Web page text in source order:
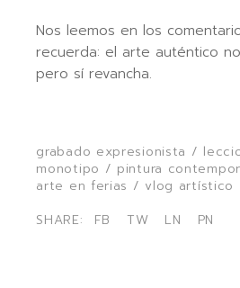
Nos leemos en los
recuerda: el arte auténtico
pero sí revancha.
grabado expresionista /
monotipo / pintura
arte en ferias / vlog artístico
SHARE:
FB TW LN PN